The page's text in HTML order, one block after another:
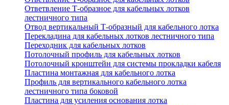
Ответвление Т-образное для кабельных лотков
лестничного типа
Отвод вертикальный Т-образный для кабельного лотка
Перекладина для кабельных лотков лестничного типа
Переходник для кабельных лотков
Потолочный профиль для кабельных лотков
Потолочный кронштейн для системы прокладки кабеля
Пластина монтажная для кабельного лотка
Профиль для вертикального кабельного лотка
лестничного типа боковой
Пластина для усиления основания лотка